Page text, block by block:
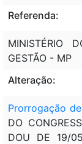
Referenda:
MINISTÉRIO
GESTÃO - MP
Alteração:
Prorrogação
DO
DOU DE 19/